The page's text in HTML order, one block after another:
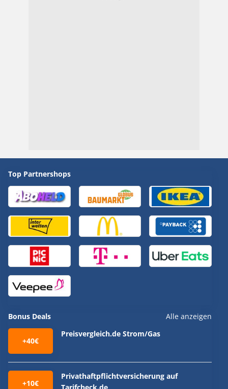
Top Partnershops
Bonus Deals Alle anzeigen
+40€
Preisvergleich.de Strom/Gas
+10€
Privathaftpflichtversicherung auf